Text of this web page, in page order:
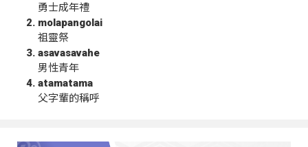
勇士成年禮
molapangolai
祖靈祭
asavasavahe
男性青年
atamatama
父字輩的稱呼